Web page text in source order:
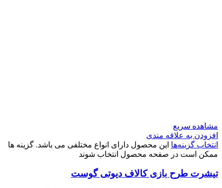
مشاهده سریع
افزودن به علاقه مندی
انتخاب گزینه‌ها این محصول دارای انواع مختلفی می باشد. گزینه ها
ممکن است در صفحه محصول انتخاب شوند
تیشرت طرح بازی کالاف دیوتی گوست